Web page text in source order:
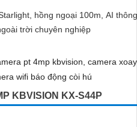
hồng ngoại 100m, AI
trời chuyên nghiệp
KBVISION KX-S44P